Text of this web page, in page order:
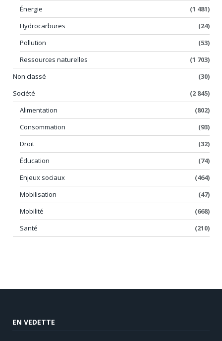
Énergie
(1 481)
Hydrocarbures
(24)
Pollution
(53)
Ressources naturelles
(1 703)
Non classé
(30)
Société
(2 845)
Alimentation
(802)
Consommation
(93)
Droit
(32)
Éducation
(74)
Enjeux sociaux
(464)
Mobilisation
(47)
Mobilité
(668)
Santé
(210)
EN VEDETTE